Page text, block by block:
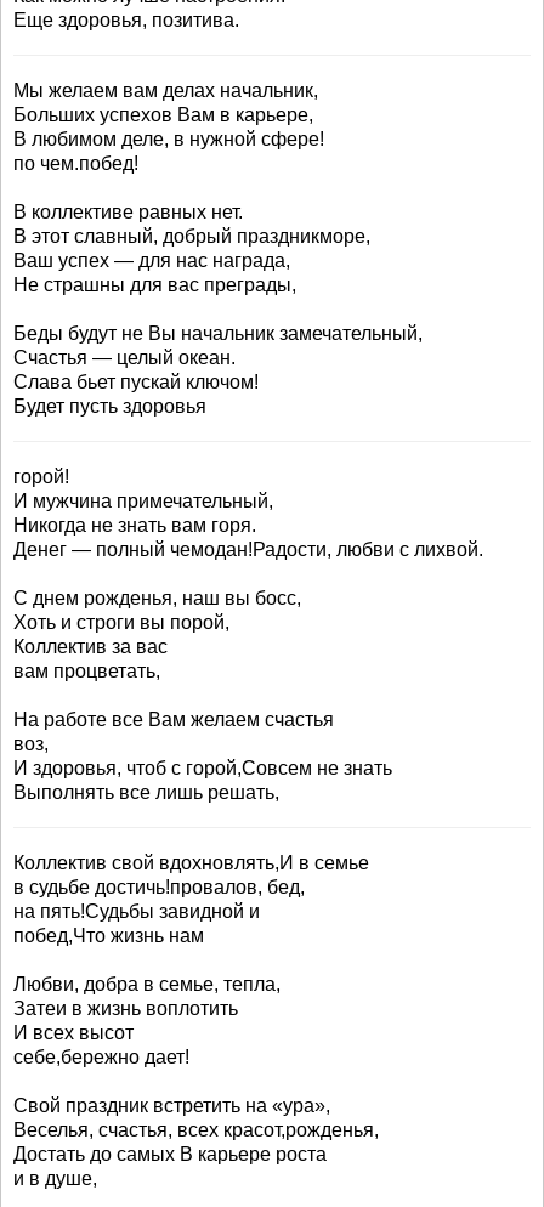
Еще здоровья, позитива.
Мы желаем вам делах начальник,
Больших успехов Вам в карьере,
В любимом деле, в нужной сфере!
по чем.побед!
В коллективе равных нет.
В этот славный, добрый праздникморе,
Ваш успех — для нас награда,
Не страшны для вас преграды,
Беды будут не Вы начальник замечательный,
Счастья — целый океан.
Слава бьет пускай ключом!
Будет пусть здоровья
горой!
И мужчина примечательный,
Никогда не знать вам горя.
Денег — полный чемодан!Радости, любви с лихвой.
С днем рожденья, наш вы босс,
Хоть и строги вы порой,
Коллектив за вас
вам процветать,
На работе все Вам желаем счастья
воз,
И здоровья, чтоб с горой,Совсем не знать
Выполнять все лишь решать,
Коллектив свой вдохновлять,И в семье
в судьбе достичь!провалов, бед,
на пять!Судьбы завидной и
побед,Что жизнь нам
Любви, добра в семье, тепла,
Затеи в жизнь воплотить
И всех высот
себе,бережно дает!
Свой праздник встретить на «ура»,
Веселья, счастья, всех красот,рожденья,
Достать до самых В карьере роста
и в душе,